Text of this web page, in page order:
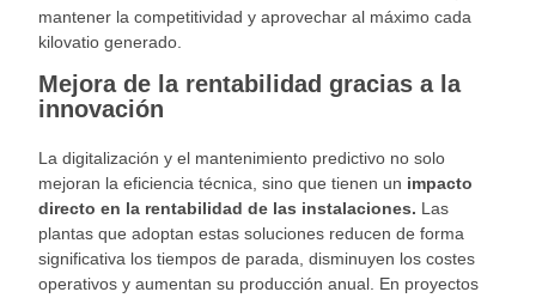
mantener la competitividad y aprovechar al máximo cada
kilovatio generado.
Mejora de la rentabilidad gracias a la
innovación
La digitalización y el mantenimiento predictivo no solo
mejoran la eficiencia técnica, sino que tienen un impacto
directo en la rentabilidad de las instalaciones. Las
plantas que adoptan estas soluciones reducen de forma
significativa los tiempos de parada, disminuyen los costes
operativos y aumentan su producción anual. En proyectos